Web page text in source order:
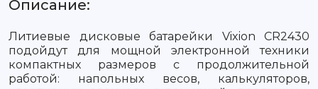
Описание:
Литиевые дисковые батарейки Vixion CR2430
подойдут для мощной электронной техники
компактных размеров с продолжительной
работой: напольных весов, калькуляторов,